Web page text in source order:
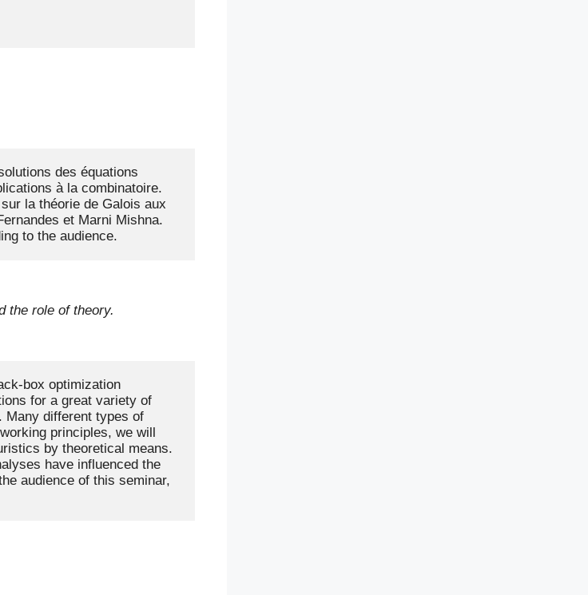
des équations
à la combinatoire.
la théorie de Galois aux
et Marni Mishna.
the role of theory.
box optimization
for a great variety of
Many different types of
principles, we will
by theoretical means.
have influenced the
audience of this seminar,